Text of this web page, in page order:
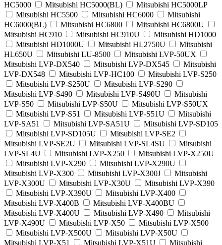
HC5000
Mitsubishi HC5000(BL)
Mitsubishi HC5000LP
Mitsubishi HC5500
Mitsubishi HC6000
Mitsubishi
HC6000(BL)
Mitsubishi HC6800
Mitsubishi HC6800U
Mitsubishi HC910
Mitsubishi HC910U
Mitsubishi HD1000
Mitsubishi HD1000U
Mitsubishi HL2750U
Mitsubishi
HL650U
Mitsubishi LU-8500
Mitsubishi LVP-50UX
Mitsubishi LVP-DX540
Mitsubishi LVP-DX545
Mitsubishi
LVP-DX548
Mitsubishi LVP-HC100
Mitsubishi LVP-S250
Mitsubishi LVP-S250U
Mitsubishi LVP-S290
Mitsubishi LVP-S490
Mitsubishi LVP-S490U
Mitsubishi
LVP-S50
Mitsubishi LVP-S50U
Mitsubishi LVP-S50UX
Mitsubishi LVP-S51
Mitsubishi LVP-S51U
Mitsubishi
LVP-SA51
Mitsubishi LVP-SA51U
Mitsubishi LVP-SD105
Mitsubishi LVP-SD105U
Mitsubishi LVP-SE2
Mitsubishi LVP-SE2U
Mitsubishi LVP-SL4SU
Mitsubishi
LVP-SL4U
Mitsubishi LVP-X250
Mitsubishi LVP-X250U
Mitsubishi LVP-X290
Mitsubishi LVP-X290U
Mitsubishi LVP-X300
Mitsubishi LVP-X300J
Mitsubishi
LVP-X300U
Mitsubishi LVP-X30U
Mitsubishi LVP-X390
Mitsubishi LVP-X390U
Mitsubishi LVP-X400
Mitsubishi LVP-X400B
Mitsubishi LVP-X400BU
Mitsubishi LVP-X400U
Mitsubishi LVP-X490
Mitsubishi
LVP-X490U
Mitsubishi LVP-X50
Mitsubishi LVP-X500
Mitsubishi LVP-X500U
Mitsubishi LVP-X50U
Mitsubishi LVP-X51
Mitsubishi LVP-X51U Mitsubishi